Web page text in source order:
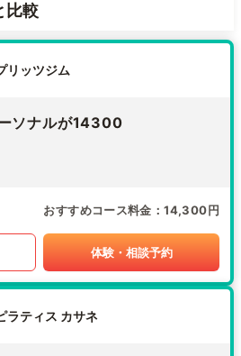
比較
リッツジム
ソナルが14300
おすすめコース料金 14,300円
体験・相談予約
ラティス カサネ